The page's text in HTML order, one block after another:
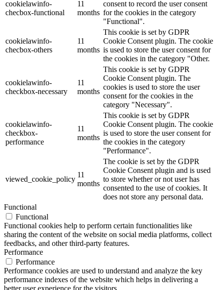
cookielawinfo-
checbox-functional
11
months
consent to record the user consent
for the cookies in the category
"Functional".
cookielawinfo-
checbox-others
11
months
This cookie is set by GDPR
Cookie Consent plugin. The cookie
is used to store the user consent for
the cookies in the category "Other.
cookielawinfo-
checkbox-necessary
11
months
This cookie is set by GDPR
Cookie Consent plugin. The
cookies is used to store the user
consent for the cookies in the
category "Necessary".
cookielawinfo-
checkbox-
performance
11
months
This cookie is set by GDPR
Cookie Consent plugin. The cookie
is used to store the user consent for
the cookies in the category
"Performance".
viewed_cookie_policy
11
months
The cookie is set by the GDPR
Cookie Consent plugin and is used
to store whether or not user has
consented to the use of cookies. It
does not store any personal data.
Functional
Functional
Functional cookies help to perform certain functionalities like
sharing the content of the website on social media platforms, collect
feedbacks, and other third-party features.
Performance
Performance
Performance cookies are used to understand and analyze the key
performance indexes of the website which helps in delivering a